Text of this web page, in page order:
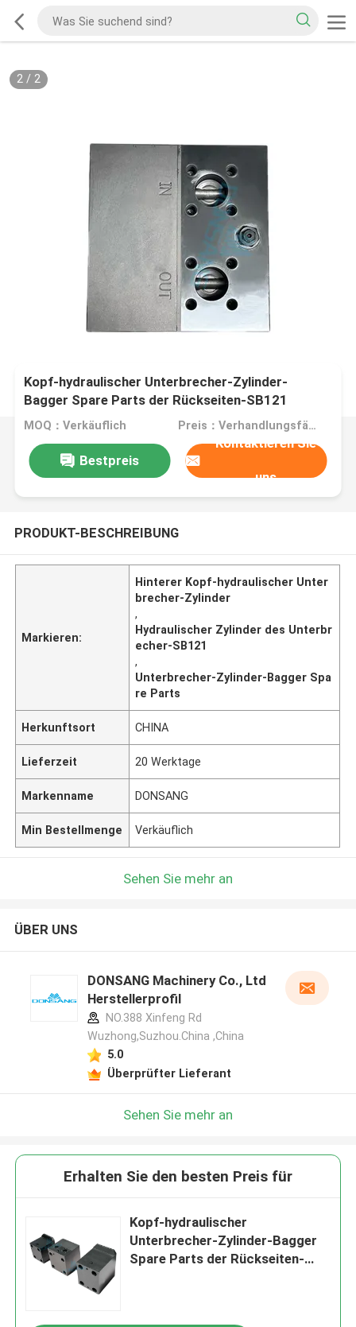
2/ 2
Kopf-hydraulischer Unterbrecher-Zylinder-
Bagger Spare Parts der Rückseiten-SB121
MOQ：Verkäuflich Preis：Verhandlungsfähig
Bestpreis
Kontaktieren Sie
uns
PRODUKT-BESCHREIBUNG
Markieren:
Hinterer Kopf-hydraulischer Unter
brecher-Zylinder
,
Hydraulischer Zylinder des Unterbr
echer-SB121
,
Unterbrecher-Zylinder-Bagger Spa
re Parts
Herkunftsort CHINA
Lieferzeit 20 Werktage
Markenname DONSANG
Min Bestellmenge Verkäuflich
Sehen Sie mehr an
ÜBER UNS
DONSANG Machinery Co., Ltd
Herstellerprofil
NO.388 Xinfeng Rd
Wuzhong,Suzhou.China ,China
5.0
Überprüfter Lieferant
Sehen Sie mehr an
Erhalten Sie den besten Preis für
Kopf-hydraulischer
Unterbrecher-Zylinder-Bagger
Spare Parts der Rückseiten-